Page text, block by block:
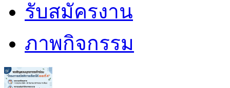
รับสมัครงาน
ภาพกิจกรรม